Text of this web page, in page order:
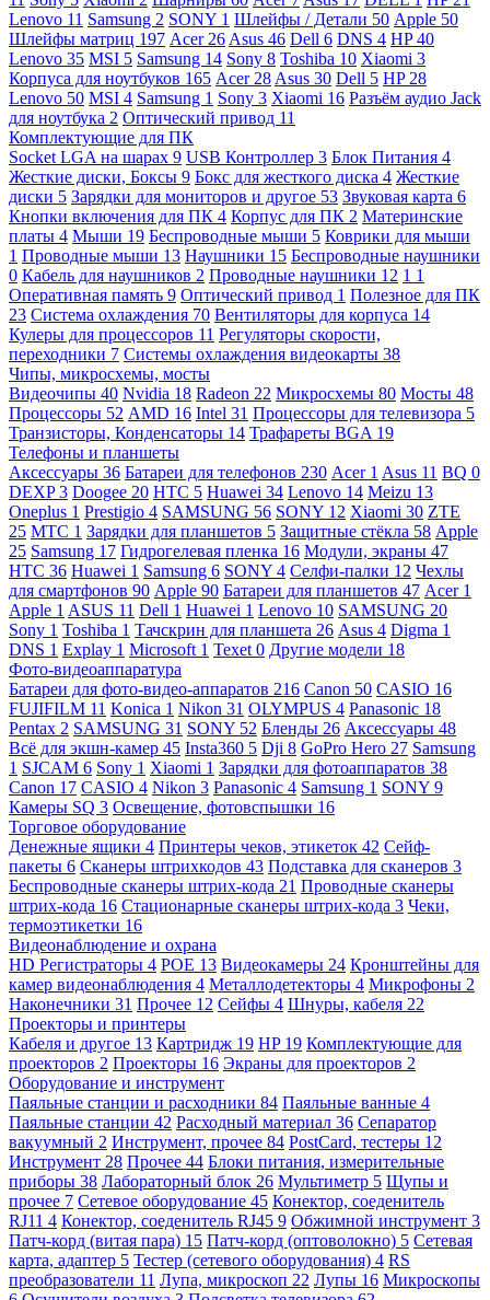
Lenovo 11 Samsung 2 SONY 1 Шлейфы / Детали 50 Apple 50
Шлейфы матриц 197 Acer 26 Asus 46 Dell 6 DNS 4 HP40
Lenovo 35 MSI 5 Samsung 14 Sony 8 Toshiba 10 Xiaomi 3
Корпуса для ноутбуков 165 Acer 28 Asus 30 Dell 5 HP 28
Lenovo 50 MSI 4 Samsung 1 Sony 3 Xiaomi 16 Разъём аудио Jack
для ноутбука 2 Оптический привод 11
Комплектующие для ПК
Socket LGA на шарах 9 USB Контроллер 3 Блок Питания 4
Жесткие диски, Боксы 9 Бокс для жесткого диска 4 Жесткие
диски 5 Зарядки для мониторов и другое 53 Звуковая карта 6
Кнопки включения для ПК 4 Корпус для ПК 2 Материнские
платы 4 Мыши 19 Беспроводные мыши 5 Коврики для мыши
1 Проводные мыши 13 Наушники 15 Беспроводные наушники
0 Кабель для наушников 2 Проводные наушники 12 1 1
Оперативная память 9 Оптический привод 1 Полезное для ПК
23 Система охлаждения 70 Вентиляторы для корпуса 14
Кулеры для процессоров 11 Регуляторы скорости,
переходники 7 Системы охлаждения видеокарты 38
Чипы, микросхемы, мосты
Видеочипы 40 Nvidia 18 Radeon 22 Микросхемы 80 Мосты 48
Процессоры 52 AMD 16 Intel 31 Процессоры для телевизора 5
Транзисторы, Конденсаторы 14 Трафареты BGA 19
Телефоны и планшеты
Аксессуары 36 Батареи для телефонов 230 Acer 1 Asus 11 BQ 0
DEXP3 Doogee 20 HTC 5 Huawei 34 Lenovo 14 Meizu 13
Oneplus 1 Prestigio 4 SAMSUNG 56 SONY 12 Xiaomi 30 ZTE
25 МТС 1 Зарядки для планшетов 5 Защитные стёкла 58 Apple
25 Samsung 17 Гидрогелевая пленка 16 Модули, экраны 47
HTC 36 Huawei 1 Samsung 6 SONY 4 Селфи-палки 12 Чехлы
для смартфонов 90 Apple 90 Батареи для планшетов 47 Acer 1
Apple 1 ASUS 11 Dell 1 Huawei 1 Lenovo 10 SAMSUNG 20
Sony 1 Toshiba 1 Тачскрин для планшета 26 Asus 4 Digma 1
DNS 1 Explay 1 Microsoft 1 Texet 0 Другие модели 18
Фото-видеоаппаратура
Батареи для фото-видео-аппаратов 216 Canon 50 CASIO 16
FUJIFILM 11 Konica 1 Nikon 31 OLYMPUS 4 Panasonic 18
Pentax 2 SAMSUNG 31 SONY 52 Бленды 26 Аксессуары 48
Всё для экшн-камер 45 Insta360 5 Dji 8 GoPro Hero 27 Samsung
1 SJCAM 6 Sony 1 Xiaomi 1 Зарядки для фотоаппаратов 38
Canon 17 CASIO 4 Nikon 3 Panasonic 4 Samsung 1 SONY 9
Камеры SQ 3 Освещение, фотовспышки 16
Торговое оборудование
Денежные ящики 4 Принтеры чеков, этикеток 42 Сейф-
пакеты 6 Сканеры штрихкодов 43 Подставка для сканеров 3
Беспроводные сканеры штрих-кода 21 Проводные сканеры
штрих-кода 16 Стационарные сканеры штрих-кода 3 Чеки,
термоэтикетки 16
Видеонаблюдение и охрана
HD Регистраторы 4 POE 13 Видеокамеры 24 Кронштейны для
камер видеонаблюдения 4 Металлодетекторы 4 Микрофоны 2
Наконечники 31 Прочее 12 Сейфы 4 Шнуры, кабеля 22
Проекторы и принтеры
Кабеля и другое 13 Картридж 19 HP 19 Комплектующие для
проекторов 2 Проекторы 16 Экраны для проекторов 2
Оборудование и инструмент
Паяльные станции и расходники 84 Паяльные ванные 4
Паяльные станции 42 Расходный материал 36 Сепаратор
вакуумный 2 Инструмент, прочее 84 PostCard, тестеры 12
Инструмент 28 Прочее 44 Блоки питания, измерительные
приборы 38 Лабораторный блок 26 Мультиметр 5 Щупы и
прочее 7 Сетевое оборудование 45 Конектор, соеденитель
RJ11 4 Конектор, соеденитель RJ45 9 Обжимной инструмент 3
Патч-корд (витая пара) 15 Патч-корд (оптоволокно) 5 Сетевая
карта, адаптер 5 Тестер (сетевого оборудования) 4 RS
преобразователи 11 Лупа, микроскоп 22 Лупы 16 Микроскопы